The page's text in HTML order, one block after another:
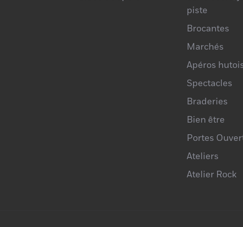
piste
Brocantes
Marchés
Apéros
Spectacles
Braderies
Bien être
Portes
Ateliers
Atelier Rock